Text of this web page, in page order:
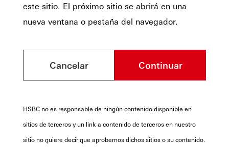
este sitio. El próximo sitio se abrirá en una
nueva ventana o pestaña del navegador.
Cancelar Continuar
HSBC no es responsable de ningún contenido disponible en
sitios de terceros y un link a contenido de terceros en nuestro
sitio no quiere decir que aprobemos dichos sitios o su contenido.